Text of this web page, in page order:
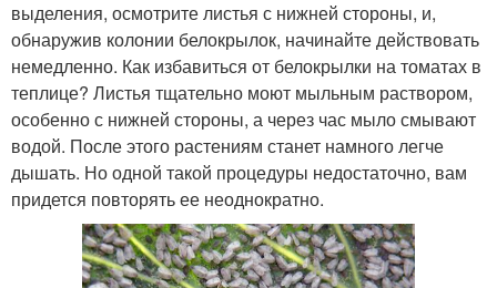
выделения, осмотрите листья с нижней стороны, и,
обнаружив колонии белокрылок, начинайте действовать
немедленно. Как избавиться от белокрылки на томатах в
теплице? Листья тщательно моют мыльным раствором,
особенно с нижней стороны, а через час мыло смывают
водой. После этого растениям станет намного легче
дышать. Но одной такой процедуры недостаточно, вам
придется повторять ее неоднократно.